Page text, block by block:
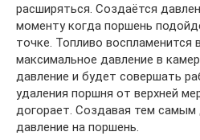
расширяться. Создаётся
моменту когда поршень
точке. Топливо воспламенится
максимальное давление в
давление и будет совершать
удаления поршня от верхней
догорает. Создавая тем самым
давление на поршень.